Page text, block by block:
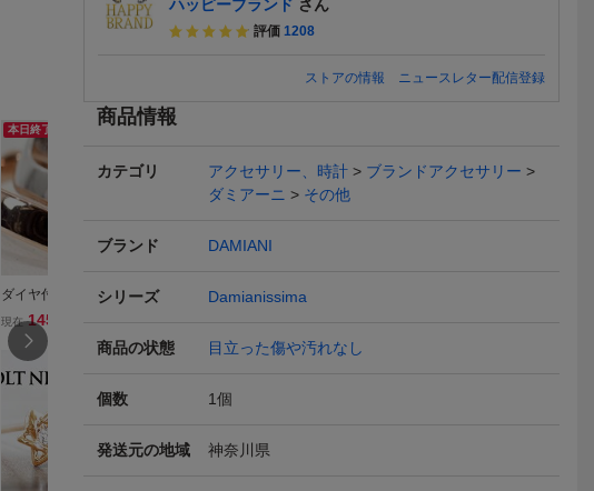
本日終了
ダイヤ付き！美品 ダミア
ーニ K18PG×WG 18金 ダ
イヤ アブラッチョ コンビ
DANIANI 2連 リング 10号
10.5号 5.6g 指輪 ダイヤ
現在 145,544
550円スタート/新品/ピア
ド/両耳/ロング/チェーン/
性/PG
本日終了
ハッピーブランド さん
評価 1208
ストアの情報 ニュースレター配信登録
商品情報
カテゴリ アクセサリー、時計
ブランドアクセサリー
ダミアーニ
その他
ブランド DAMIANI
シリーズ Damianissima
商品の状態 目立った傷や汚れなし
個数 1個
発送元の地域 神奈川県